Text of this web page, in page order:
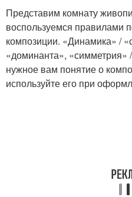
Представим комнату
воспользуемся правилами
композиции. «Динамика» /
«доминанта»,
нужное вам понятие о
используйте его при